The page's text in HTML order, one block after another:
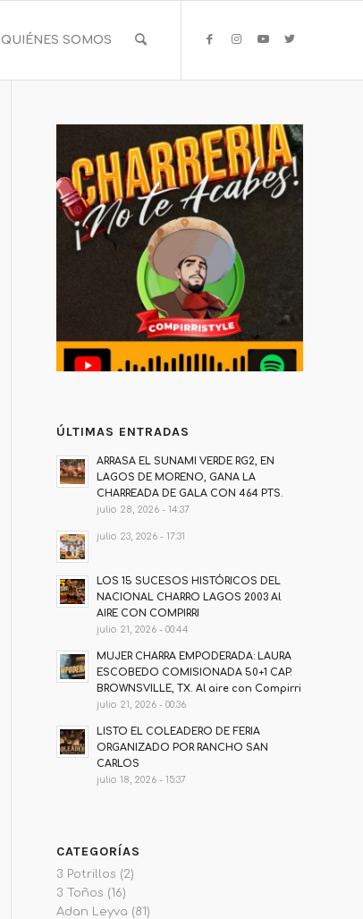
QUIÉNES SOMOS
ÚLTIMAS ENTRADAS
ARRASA EL SUNAMI VERDE RG2, EN
LAGOS DE MORENO, GANA LA
CHARREADA DE GALA CON 464 PTS.
julio 28, 2026 - 14:37
julio 23, 2026 - 17:31
LOS 15 SUCESOS HISTÓRICOS DEL
NACIONAL CHARRO LAGOS 2003 Al
AIRE CON COMPIRRI
julio 21, 2026 - 00:44
MUJER CHARRA EMPODERADA: LAURA
ESCOBEDO COMISIONADA 50+1 CAP.
BROWNSVILLE, TX. Al aire con Compirri
julio 21, 2026 - 00:36
LISTO EL COLEADERO DE FERIA
ORGANIZADO POR RANCHO SAN
CARLOS
julio 18, 2026 - 15:37
CATEGORÍAS
3 Potrillos (2)
3 Toños (16)
Adan Leyva (81)